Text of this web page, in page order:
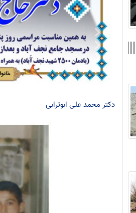
دکتر محمد علی ابوترابی